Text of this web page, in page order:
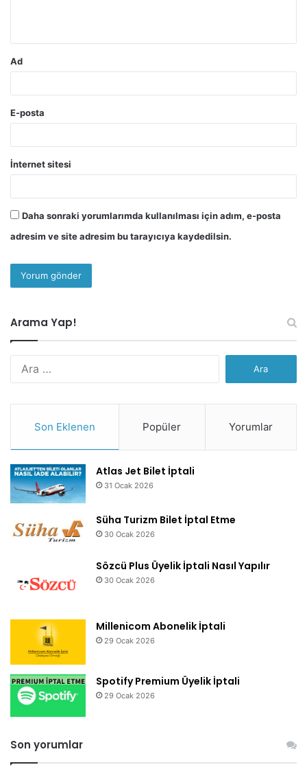
Ad
E-posta
İnternet sitesi
Daha sonraki yorumlarımda kullanılması için adım, e-posta
adresim ve site adresim bu tarayıcıya kaydedilsin.
Arama Yap!
Son Eklenen Popüler Yorumlar
Atlas Jet Bilet İptali
31 Ocak 2026
Süha Turizm Bilet İptal Etme
30 Ocak 2026
Sözcü Plus Üyelik İptali Nasıl Yapılır
30 Ocak 2026
Millenicom Abonelik İptali
29 Ocak 2026
Spotify Premium Üyelik İptali
29 Ocak 2026
Son yorumlar